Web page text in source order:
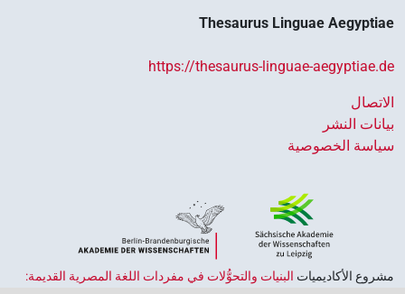
Thesaurus Linguae Aegyptiae
https://thesaurus-linguae-aegyptiae.de
الاتصال
بيانات النشر
سياسة الخصوصية
مشروع الأكاديميات ‏ البنيات والتحوُّلات في مفردات اللغة المصرية القديمة: